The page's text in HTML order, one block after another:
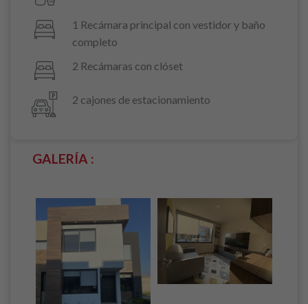
1 Recámara principal con vestidor y baño
completo
2 Recámaras con clóset
2 cajones de estacionamiento
GALERÍA :